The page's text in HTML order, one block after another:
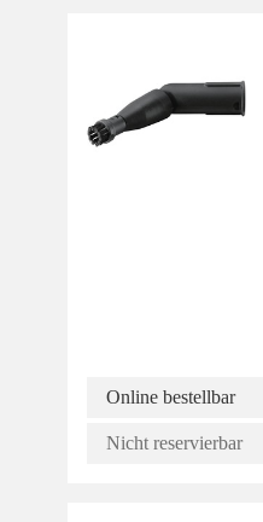
Online bestellbar
Nicht reservierbar